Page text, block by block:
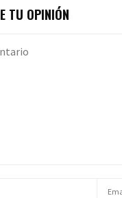
TU OPINIÓN